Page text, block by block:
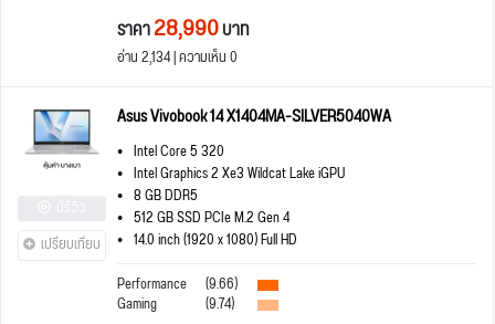
ราคา28,990บาท
อ่าน 2,134 | ความเห็น 0
เปรียบเทียบ
Asus Vivobook 14 X1404MA-SILVER5040WA
Intel Core 5 320
Intel Graphics 2 Xe3 Wildcat Lake iGPU
8 GB DDR5
512 GB SSD PCIe M.2 Gen 4
14.0 inch (1920 x 1080) Full HD
Performance
(9.66)
Gaming (9.74)